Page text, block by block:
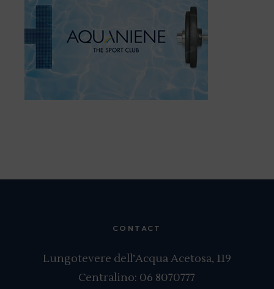
CONTACT
Lungotevere dell’Acqua Acetosa, 119
Centralino: 06 8070777